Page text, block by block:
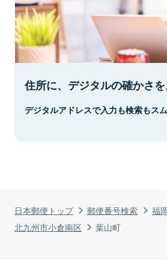
日本郵便トップ 郵便番号検索
福
北九州市小倉南区
葉山町
住所に、デジタルの確かさを
デジタルアドレスで入力も検索もスム